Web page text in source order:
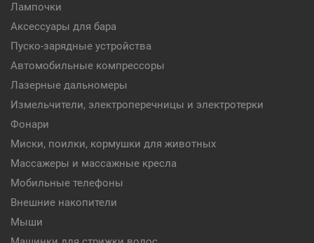
Лампочки
Аксессуары для бара
Пуско-зарядные устройства
Автомобильные компрессоры
Лазерные дальномеры
Измельчители, электроперечницы и электротерки
Фонари
Миски, поилки, кормушки для животных
Массажеры и массажные кресла
Мобильные телефоны
Внешние накопители
Мыши